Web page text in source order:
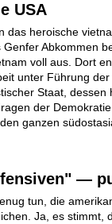
USA
das heroische
Abkommen
voll aus. Dort
unter Führung
Staat, dessen
der
ganzen
—
tun, die
Ja, es stimmt,